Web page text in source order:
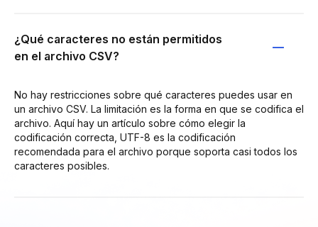
¿Qué caracteres no están permitidos
en el archivo CSV?
No hay restricciones sobre qué caracteres puedes usar en
un archivo CSV. La limitación es la forma en que se codifica el
archivo. Aquí hay un artículo sobre cómo elegir la
codificación correcta, UTF-8 es la codificación
recomendada para el archivo porque soporta casi todos los
caracteres posibles.